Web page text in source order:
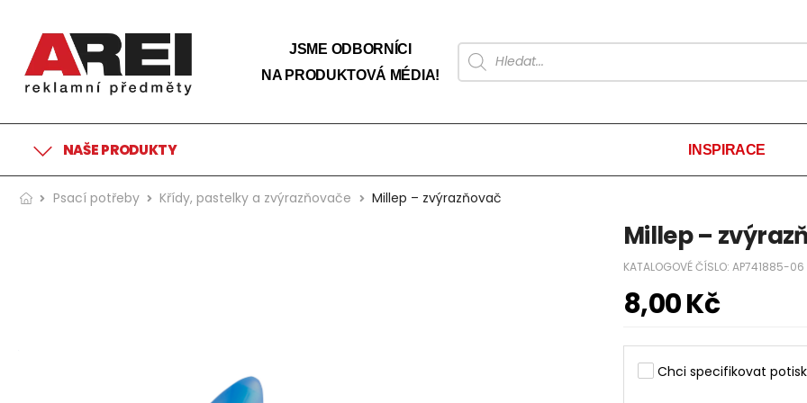
JSME ODBORNÍCI
NA PRODUKTOVÁ MÉDIA!
NAŠE PRODUKTY INSPIRACE
Psací potřeby Křídy, pastelky a zvýrazňovače Millep – zvýrazňovač
Millep –
KATALOGOVÉ ČÍSLO: AP741885-06
8,00Kč
Chci specifikovat potisk